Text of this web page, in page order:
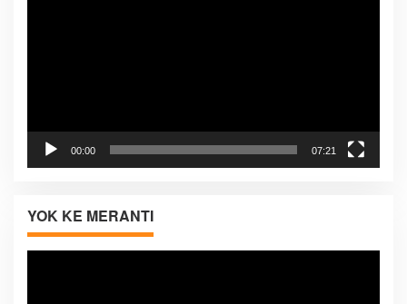
00:00 07:21
YOK KE MERANTI